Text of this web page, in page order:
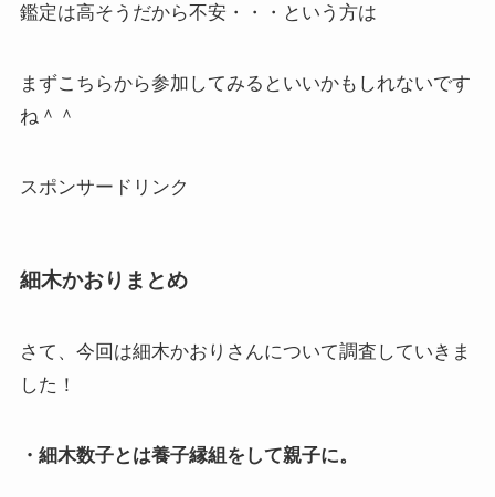
鑑定は高そうだから不安・・・という方は
まずこちらから参加してみるといいかもしれないです
ね＾＾
スポンサードリンク
細木かおりまとめ
さて、今回は細木かおりさんについて調査していきま
した！
・細木数子とは養子縁組をして親子に。